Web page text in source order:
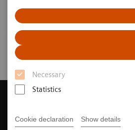
Necessary
Statistics
Cookie declaration Show details
Request Trial License
Contact Us